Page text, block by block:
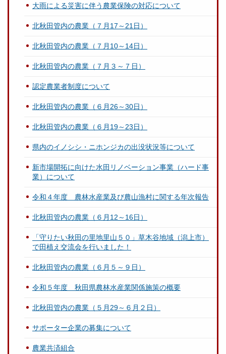
大雨による災害に伴う農業保険の対応について
北秋田管内の農業（７月17～21日）
北秋田管内の農業（７月10～14日）
北秋田管内の農業（７月３～７日）
認定農業者制度について
北秋田管内の農業（６月26～30日）
北秋田管内の農業（６月19～23日）
県内のイノシシ・ニホンジカの出没状況等について
新市場開拓に向けた水田リノベーション事業（ハード事
業）について
令和４年度 農林水産業及び農山漁村に関する年次報告
北秋田管内の農業（６月12～16日）
「守りたい秋田の里地里山５０」草木谷地域（潟上市）
で田植え交流会を行いました！
北秋田管内の農業（６月５～９日）
令和５年度 秋田県農林水産業関係施策の概要
北秋田管内の農業（５月29～６月２日）
サポーター企業の募集について
農業共済組合